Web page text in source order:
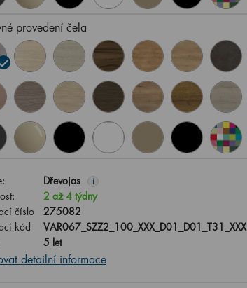
provedení čela
Dřevojas i
2 až 4 týdny
číslo
275082
kód
VAR067_SZZ2_100_XXX_D01_D01_T31_XXX
5 let
detailní informace